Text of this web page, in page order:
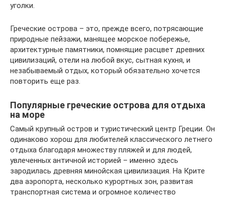
уголки.
Греческие острова – это, прежде всего, потрясающие
природные пейзажи, манящее морское побережье,
архитектурные памятники, помнящие расцвет древних
цивилизаций, отели на любой вкус, сытная кухня, и
незабываемый отдых, который обязательно хочется
повторить еще раз.
Популярные греческие острова для отдыха
на море
Самый крупный остров и туристический центр Греции. Он
одинаково хорош для любителей классического летнего
отдыха благодаря множеству пляжей и для людей,
увлеченных античной историей – именно здесь
зародилась древняя минойская цивилизация. На Крите
два аэропорта, несколько курортных зон, развитая
транспортная система и огромное количество